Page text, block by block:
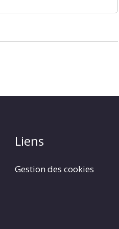
Liens
Gestion des cookies